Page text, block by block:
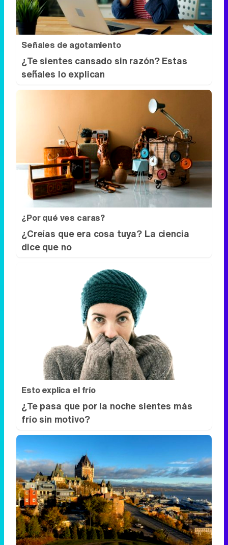
Señales de agotamiento
¿Te sientes cansado sin razón? Estas
señales lo explican
¿Por qué ves caras?
¿Creías que era cosa tuya? La ciencia
dice que no
Esto explica el frío
¿Te pasa que por la noche sientes más
frío sin motivo?